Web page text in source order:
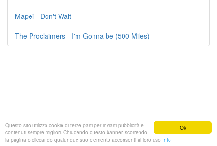
Ok
Questo sito utilizza cookie di terze parti per inviarti pubblicità e
contenuti sempre migliori. Chiudendo questo banner, scorrendo
la pagina o cliccando qualunque suo elemento acconsenti al loro uso Info
Mapei - Don't Wait
The Proclaimers - I'm Gonna be (500 Miles)
© 2021 Testi-canzoni.com